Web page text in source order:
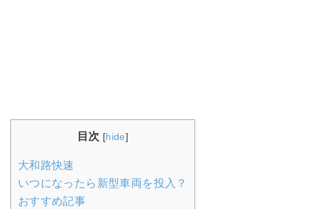
目次 [hide]
大和路快速
いつになったら新型車両を投入？
おすすめ記事